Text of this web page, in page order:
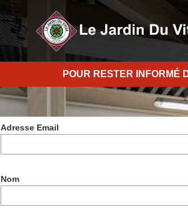
POUR RESTER INFORM É
Adresse Email
Nom